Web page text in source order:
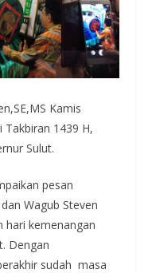
Kamis
1439 H,
Sulut.
pesan
Wagub Steven
hari kemenangan
Dengan
sudah masa